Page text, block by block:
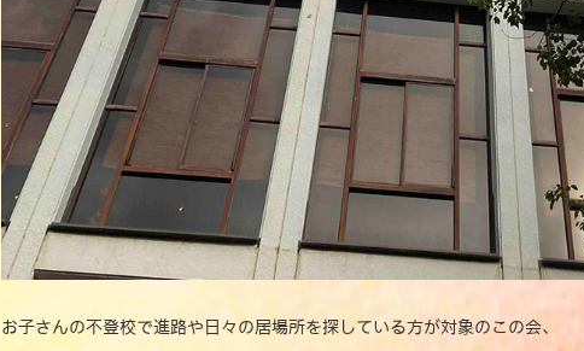
お子さんの不登校で進路や日々の居場所を探している方が対象のこの会、